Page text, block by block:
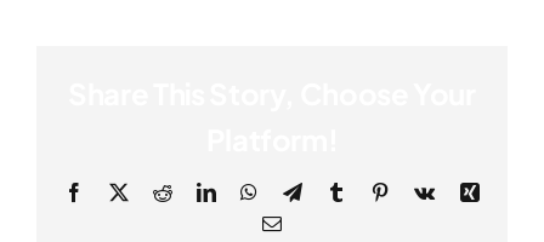
Facebook
X RedditLinkedInWhatsApp
TelegramTumblr Pinterest
Vk
Xing
Email